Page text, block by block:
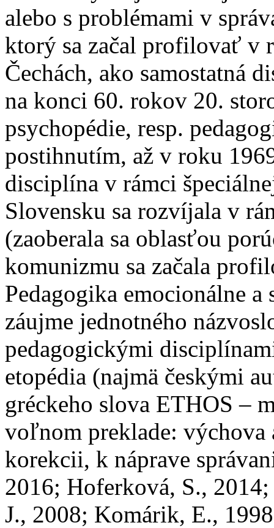
alebo s problémami v
ktorý sa začal profilovať v
Čechách, ako samostatná
na konci 60. rokov 20.
psychopédie, resp.
postihnutím, až v roku
disciplína v rámci
Slovensku sa rozvíjala v
(zaoberala sa oblasťou
komunizmu sa začala
Pedagogika emocionálne
záujme jednotného
pedagogickými
etopédia (najmä českými
gréckeho slova ETHOS –
voľnom preklade: výchova
korekcii, k náprave
2016; Hoferková, S.,
J., 2008; Komárik, E.,